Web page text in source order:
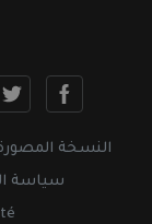
النسخة
سياسة